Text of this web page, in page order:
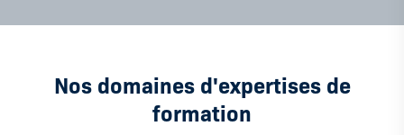
Nos domaines d'expertises de
formation